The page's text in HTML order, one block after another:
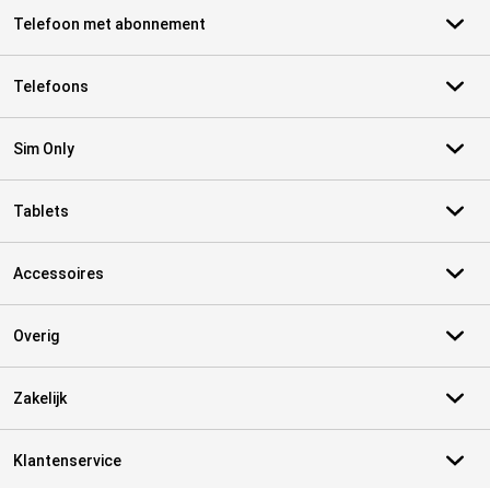
Telefoon met abonnement
Telefoons
Sim Only
Tablets
Accessoires
Overig
Zakelijk
Klantenservice